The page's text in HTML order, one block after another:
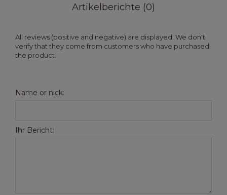
Artikelberichte (0)
All reviews (positive and negative) are displayed. We don't
verify that they come from customers who have purchased
the product.
Name or nick:
Ihr Bericht: